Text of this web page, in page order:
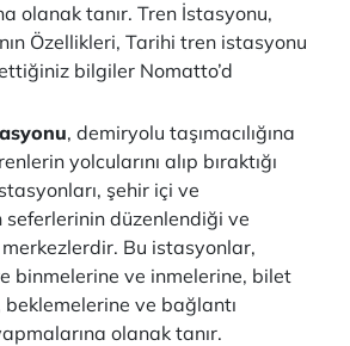
olanak tanır. Tren İstasyonu,
Özellikleri, Tarihi tren istasyonu
bilgiler Nomatto’d
, demiryolu taşımacılığına
yolcularını alıp bıraktığı
şehir içi ve
seferlerinin düzenlendiği ve
Bu istasyonlar,
binmelerine ve inmelerine, bilet
beklemelerine ve bağlantı
olanak tanır.